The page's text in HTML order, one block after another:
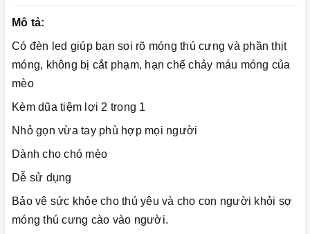
Mô tả:
Có đèn led giúp bạn soi rõ móng thú cưng và phần thịt
móng, không bị cắt phạm, hạn chế chảy máu móng của
mèo
Kèm dũa tiệm lợi 2 trong 1
Nhỏ gọn vừa tay phù hợp mọi người
Dành cho chó mèo
Dễ sử dụng
Bảo vệ sức khỏe cho thú yêu và cho con người khỏi sợ
móng thú cưng cào vào người.